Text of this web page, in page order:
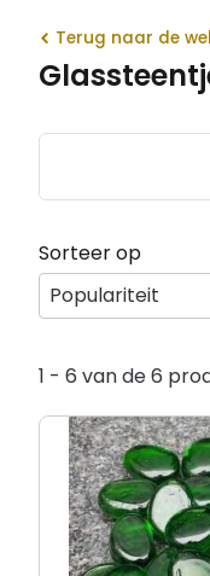
Terug naar de
1 - 6 van de 6
Sorteer op
Sorteer op
Sorteer op
Populariteit
Sorteer op